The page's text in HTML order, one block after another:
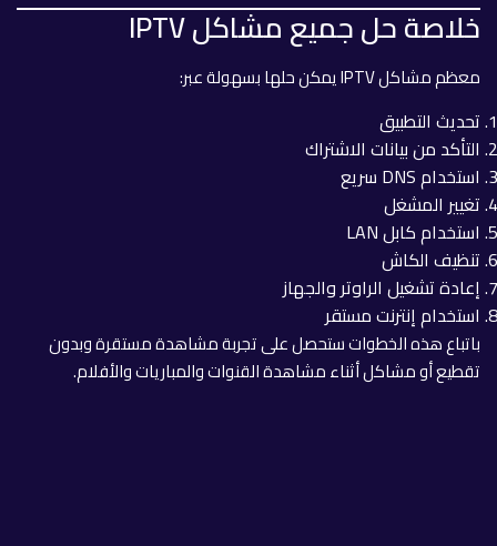
خلاصة حل جميع مشاكل IPTV
معظم مشاكل IPTV يمكن حلها بسهولة عبر:
تحديث التطبيق
التأكد من بيانات الاشتراك
استخدام DNS سريع
تغيير المشغل
استخدام كابل LAN
تنظيف الكاش
إعادة تشغيل الراوتر والجهاز
استخدام إنترنت مستقر
باتباع هذه الخطوات ستحصل على تجربة مشاهدة مستقرة وبدون
تقطيع أو مشاكل أثناء مشاهدة القنوات والمباريات والأفلام.